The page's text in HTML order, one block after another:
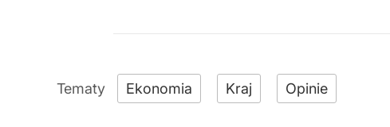
Ekonomia Kraj Opinie